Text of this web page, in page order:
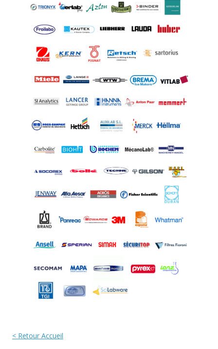
< Retour Accueil